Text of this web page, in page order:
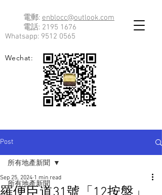
電郵: enblocc@outlook.com
電話: 2195 1676
Whatsapp: 9512 0565
Wechat:
Post
所有地產新聞
所有地產新聞
Sep 25, 2024 1 min read